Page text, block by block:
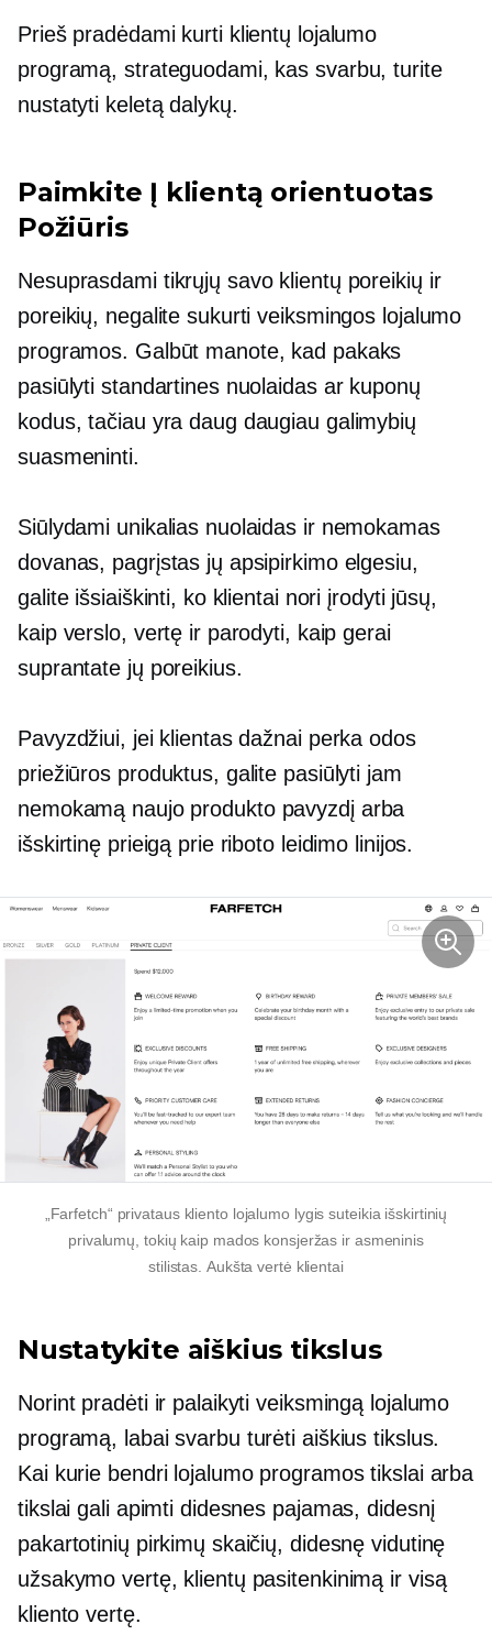
Prieš pradėdami kurti klientų lojalumo
programą, strateguodami, kas svarbu, turite
nustatyti keletą dalykų.
Paimkite Į klientą orientuotas
Požiūris
Nesuprasdami tikrųjų savo klientų poreikių ir
poreikių, negalite sukurti veiksmingos lojalumo
programos. Galbūt manote, kad pakaks
pasiūlyti standartines nuolaidas ar kuponų
kodus, tačiau yra daug daugiau galimybių
suasmeninti.
Siūlydami unikalias nuolaidas ir nemokamas
dovanas, pagrįstas jų apsipirkimo elgesiu,
galite išsiaiškinti, ko klientai nori įrodyti jūsų,
kaip verslo, vertę ir parodyti, kaip gerai
suprantate jų poreikius.
Pavyzdžiui, jei klientas dažnai perka odos
priežiūros produktus, galite pasiūlyti jam
nemokamą naujo produkto pavyzdį arba
išskirtinę prieigą prie riboto leidimo linijos.
„Farfetch“ privataus kliento lojalumo lygis suteikia išskirtinių
privalumų, tokių kaip mados konsjeržas ir asmeninis
stilistas. Aukšta vertė klientai
Nustatykite aiškius tikslus
Norint pradėti ir palaikyti veiksmingą lojalumo
programą, labai svarbu turėti aiškius tikslus.
Kai kurie bendri lojalumo programos tikslai arba
tikslai gali apimti didesnes pajamas, didesnį
pakartotinių pirkimų skaičių, didesnę vidutinę
užsakymo vertę, klientų pasitenkinimą ir visą
kliento vertę.